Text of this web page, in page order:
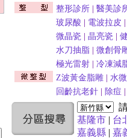
整形診所
醫美診
玻尿酸
電波拉皮
微晶瓷
晶亮瓷
水刀抽脂
微創骨
極光雷射
冷凍減
Z波黃金脂雕
水
回齡抗老針
除痘
基隆市 | 台
嘉義縣 | 嘉